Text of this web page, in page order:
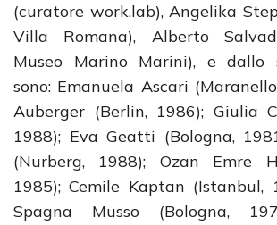
(curatore work.lab), Angelika
Villa Romana), Alberto
Museo Marino Marini), e dallo
sono: Emanuela Ascari
Auberger (Berlin, 1986); Giulia
1988); Eva Geatti (Bologna,
(Nurberg, 1988); Ozan Emre
1985); Cemile Kaptan (Istanbul,
Spagna Musso (Bologna,